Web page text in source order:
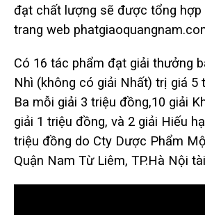
đạt chất lượng sẽ được tổng hợp
trang web
Có 16 tác phẩm đạt giải thưởng
Nhì (không có giải Nhất) trị giá 5
Ba mỗi giải 3 triệu đồng,10 giải
giải 1 triệu đồng, và 2 giải Hiếu
triệu đồng do Cty Dược Phẩm
Quận Nam Từ Liêm, TP.Hà Nội